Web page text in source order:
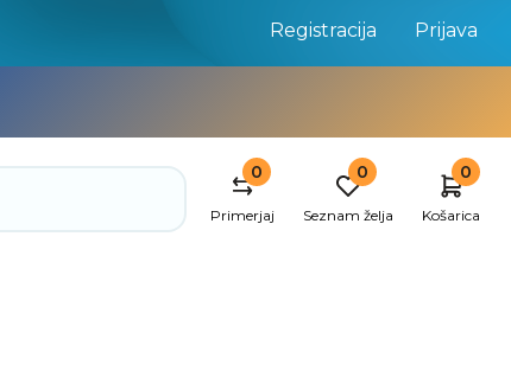
Registracija Prijava
0
Primerjaj
0
Seznam želja
0
Košarica